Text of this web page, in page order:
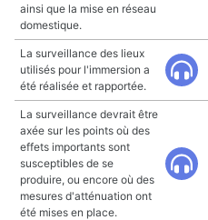
ainsi que la mise en réseau
domestique.
La surveillance des lieux
utilisés pour l'immersion a
été réalisée et rapportée.
La surveillance devrait être
axée sur les points où des
effets importants sont
susceptibles de se
produire, ou encore où des
mesures d'atténuation ont
été mises en place.